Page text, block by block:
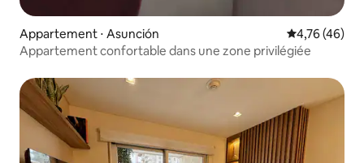
Appartement ⋅ Asunción Évaluation
4,76 (46)
Appartement confortable dans une zone privilégiée